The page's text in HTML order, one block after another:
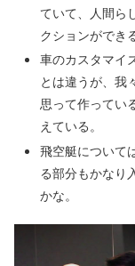
ていて、人間ら
クションができ
車のカスタマイ
とは違うが、我
思って作ってい
えている。
飛空艇について
る部分もかなり
かな。